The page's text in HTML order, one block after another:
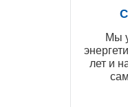
Мы
лет и